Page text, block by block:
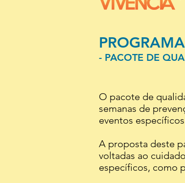
- PACOTE DE
O pacote de
semanas de
eventos
A proposta deste
voltadas ao
específicos, como